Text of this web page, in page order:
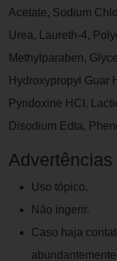
Acetate, Sodium
Urea, Laureth-4,
Methylparaben,
Hydroxypropyl Guar
Pyridoxine HCI,
Disodium Edta,
Advertências
Uso tópico.
Não ingerir.
Caso haja